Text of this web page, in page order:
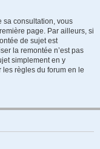
sa consultation, vous
page. Par ailleurs, si
de sujet est
la remontée n’est pas
simplement en y
règles du forum en le